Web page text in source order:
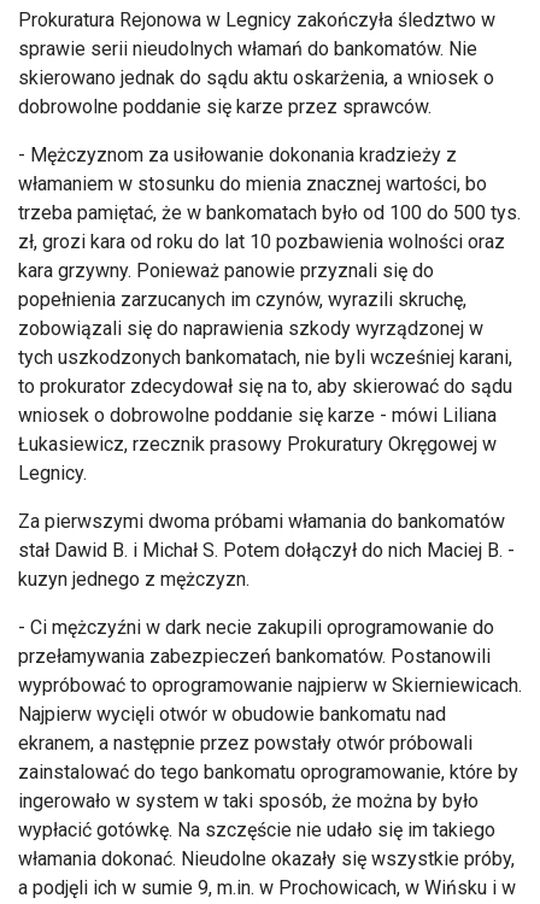
Prokuratura Rejonowa w Legnicy zakończyła śledztwo w
sprawie serii nieudolnych włamań do bankomatów. Nie
skierowano jednak do sądu aktu oskarżenia, a wniosek o
dobrowolne poddanie się karze przez sprawców.
- Mężczyznom za usiłowanie dokonania kradzieży z
włamaniem w stosunku do mienia znacznej wartości, bo
trzeba pamiętać, że w bankomatach było od 100 do 500 tys.
zł, grozi kara od roku do lat 10 pozbawienia wolności oraz
kara grzywny. Ponieważ panowie przyznali się do
popełnienia zarzucanych im czynów, wyrazili skruchę,
zobowiązali się do naprawienia szkody wyrządzonej w
tych uszkodzonych bankomatach, nie byli wcześniej karani,
to prokurator zdecydował się na to, aby skierować do sądu
wniosek o dobrowolne poddanie się karze - mówi Liliana
Łukasiewicz, rzecznik prasowy Prokuratury Okręgowej w
Legnicy.
Za pierwszymi dwoma próbami włamania do bankomatów
stał Dawid B. i Michał S. Potem dołączył do nich Maciej B. -
kuzyn jednego z mężczyzn.
- Ci mężczyźni w dark necie zakupili oprogramowanie do
przełamywania zabezpieczeń bankomatów. Postanowili
wypróbować to oprogramowanie najpierw w Skierniewicach.
Najpierw wycięli otwór w obudowie bankomatu nad
ekranem, a następnie przez powstały otwór próbowali
zainstalować do tego bankomatu oprogramowanie, które by
ingerowało w system w taki sposób, że można by było
wypłacić gotówkę. Na szczęście nie udało się im takiego
włamania dokonać. Nieudolne okazały się wszystkie próby,
a podjęli ich w sumie 9, m.in. w Prochowicach, w Wińsku i w